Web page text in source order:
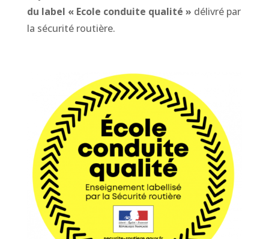
du label « Ecole conduite qualité » délivré par
la sécurité routière.